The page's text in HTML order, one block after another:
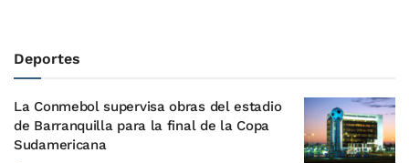
Deportes
La Conmebol supervisa obras del estadio
de Barranquilla para la final de la Copa
Sudamericana